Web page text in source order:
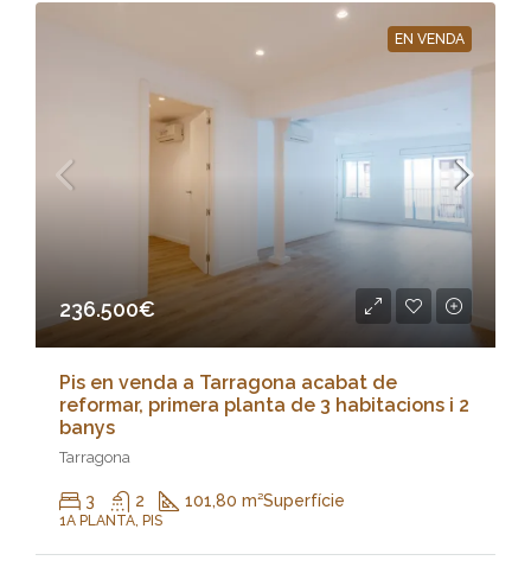
EN VENDA
236.500€
Pis en venda a Tarragona acabat de
reformar, primera planta de 3 habitacions i 2
banys
Tarragona
3 2 101,80 m²Superfície
1A PLANTA, PIS